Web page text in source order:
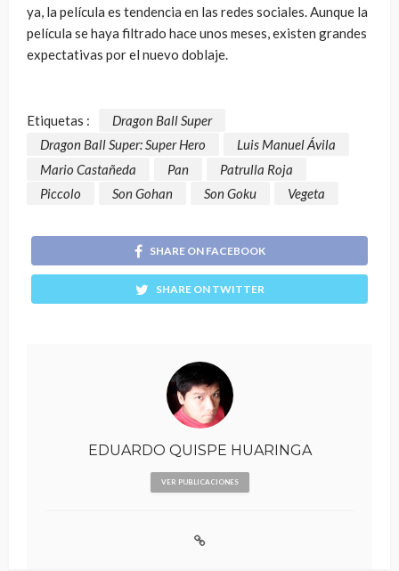
ya, la película es tendencia en las redes sociales. Aunque la
película se haya filtrado hace unos meses, existen grandes
expectativas por el nuevo doblaje.
Etiquetas :
Dragon Ball Super
Dragon Ball Super: Super Hero
Luis Manuel Ávila
Mario Castañeda
Pan
Patrulla Roja
Piccolo
Son Gohan Son Goku Vegeta
SHARE ON FACEBOOK
SHARE ON TWITTER
EDUARDO QUISPE HUARINGA
VER PUBLICACIONES